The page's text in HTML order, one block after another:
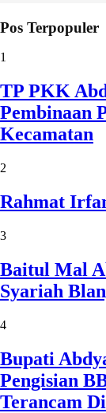
Pos Terpopuler
1
TP PKK
Pembinaan
Kecamatan
2
Rahmat
3
Baitul Mal
Syariah
4
Bupati
Pengisian
Terancam